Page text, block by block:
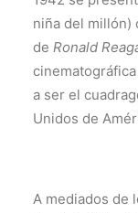
niña del millón)
de Ronald
a ser el
Unidos de
A mediados de